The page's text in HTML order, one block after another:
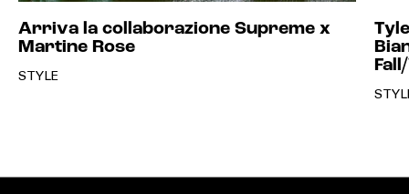
Arriva la collaborazione Supreme x
Martine Rose
STYLE